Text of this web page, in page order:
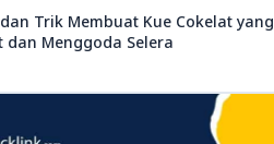
Trik Membuat Kue Cokelat yang
dan Menggoda Selera